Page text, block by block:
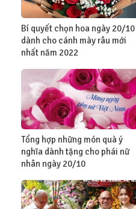
Bí quyết chọn hoa ngày 20/10
dành cho cánh mày râu mới
nhất năm 2022
Tổng hợp những món quà ý
nghĩa dành tặng cho phái nữ
nhân ngày 20/10